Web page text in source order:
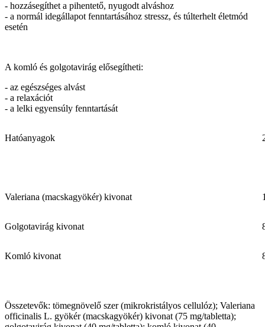
- hozzásegíthet a pihentető, nyugodt alváshoz
- a normál idegállapot fenntartásához stressz, és túlterhelt életmód
esetén
A komló és golgotavirág elősegítheti:
- az egészséges alvást
- a relaxációt
- a lelki egyensúly fenntartását
Hatóanyagok
Valeriana (macskagyökér) kivonat
Golgotavirág kivonat
Komló kivonat
Összetevők: tömegnövelő szer (mikrokristályos cellulóz); Valeriana
officinalis L. gyökér (macskagyökér) kivonat (75 mg/tabletta);